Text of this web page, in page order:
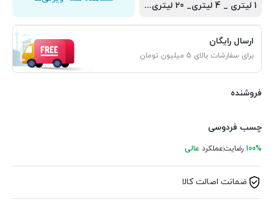
1 لیتری _ 4 لیتری_ 20 لیتری _220 لیتری
ارسال رایگان
برای سفارشات بالای 5 میلیون تومان
فروشنده
چسب فردوسی
100% رضایتعملکرد عالی
ضمانت اصالت کالا